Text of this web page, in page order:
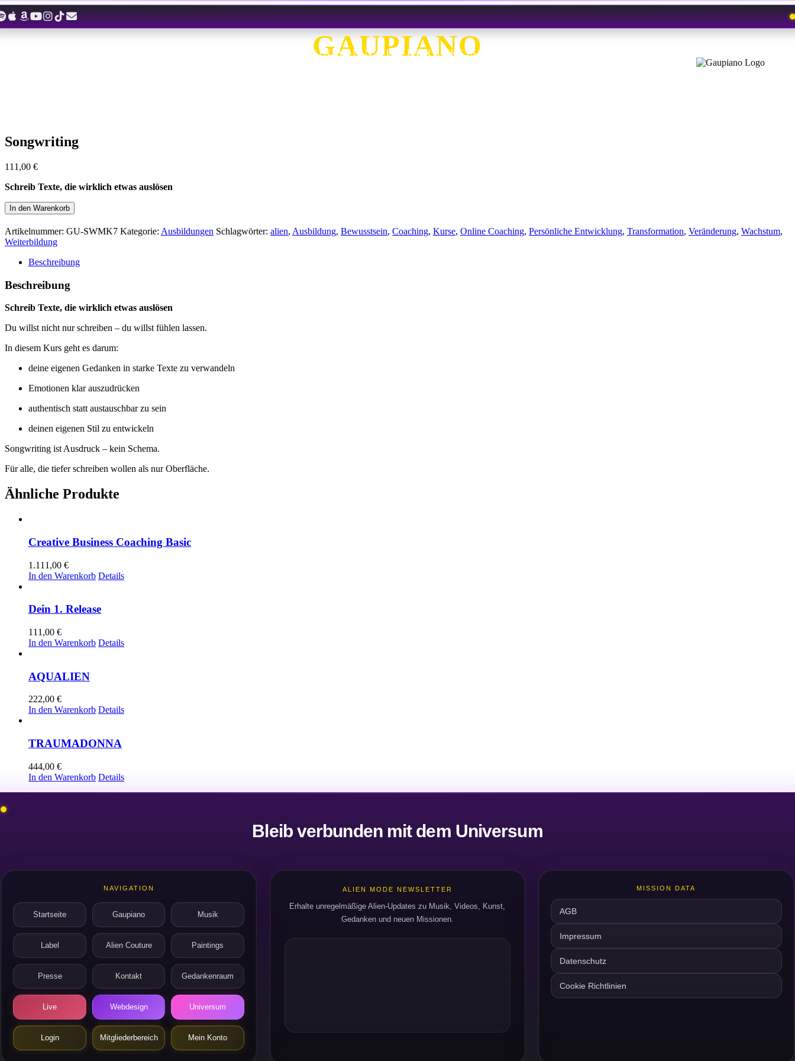
Zum
Inhalt
springen
GAUPIANO
EIN ALIEN AUF DURCHREISE
Songwriting
111,00 €
Schreib Texte, die wirklich etwas auslösen
Songwriting
Menge
In den Warenkorb
Artikelnummer: GU-SWMK7 Kategorie: Ausbildungen Schlagwörter: alien, Ausbildung, Bewusstsein, Coaching, Kurse, Online Coaching, Persönliche Entwicklung, Transformation, Veränderung, Wachstum,
Weiterbildung
Beschreibung
Beschreibung
Schreib Texte, die wirklich etwas auslösen
Du willst nicht nur schreiben – du willst fühlen lassen.
In diesem Kurs geht es darum:
deine eigenen Gedanken in starke Texte zu verwandeln
Emotionen klar auszudrücken
authentisch statt austauschbar zu sein
deinen eigenen Stil zu entwickeln
Songwriting ist Ausdruck – kein Schema.
Für alle, die tiefer schreiben wollen als nur Oberfläche.
Ähnliche Produkte
Creative Business Coaching Basic
1.111,00 €
In den Warenkorb Details
Dein 1. Release
111,00 €
In den Warenkorb Details
AQUALIEN
222,00 €
In den Warenkorb Details
TRAUMADONNA
444,00 €
In den Warenkorb Details
Bleib verbunden mit dem Universum
NAVIGATION
Startseite Gaupiano Musik
Label Alien Couture Paintings
Presse Kontakt Gedankenraum
Live Webdesign Universum
Login Mitgliederbereich Mein Konto
ALIEN MODE NEWSLETTER
Erhalte unregelmäßige Alien-Updates zu Musik, Videos, Kunst,
Gedanken und neuen Missionen.
MISSION DATA
AGB
Impressum
Datenschutz
Cookie Richtlinien